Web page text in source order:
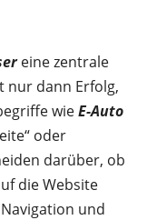
eine zentrale
nur dann Erfolg,
wieE-Auto
oder
darüber, ob
die Website
und